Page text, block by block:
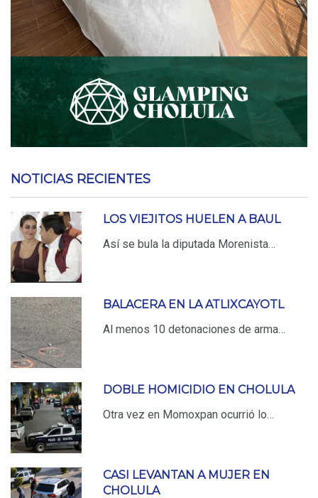
NOTICIAS RECIENTES
LOS VIEJITOS HUELEN A BAUL
Así se bula la diputada Morenista…
BALACERA EN LA ATLIXCAYOTL
Al menos 10 detonaciones de arma…
DOBLE HOMICIDIO EN CHOLULA
Otra vez en Momoxpan ocurrió lo…
CASI LEVANTAN A MUJER EN
CHOLULA